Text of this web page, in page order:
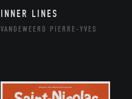
INNER LINES
VANDEWEERD PIERRE-YVES